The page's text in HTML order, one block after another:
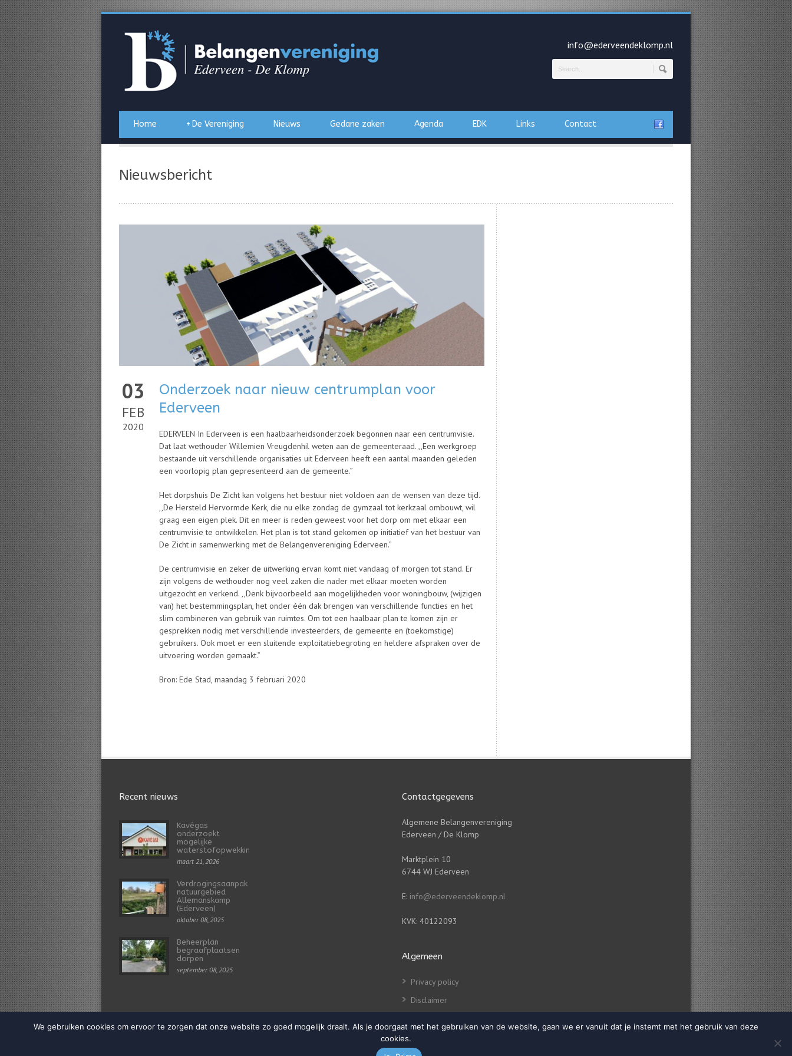
info@ederveendeklomp.nl
Home De Vereniging
+ Nieuws Gedane zaken Agenda EDK Links Contact
Nieuwsbericht
03
FEB
2020
Onderzoek naar nieuw centrumplan voor
Ederveen
EDERVEEN In Ederveen is een haalbaarheidsonderzoek begonnen naar een centrumvisie.
Dat laat wethouder Willemien Vreugdenhil weten aan de gemeenteraad. ,,Een werkgroep
bestaande uit verschillende organisaties uit Ederveen heeft een aantal maanden geleden
een voorlopig plan gepresenteerd aan de gemeente.”
Het dorpshuis De Zicht kan volgens het bestuur niet voldoen aan de wensen van deze tijd.
,,De Hersteld Hervormde Kerk, die nu elke zondag de gymzaal tot kerkzaal ombouwt, wil
graag een eigen plek. Dit en meer is reden geweest voor het dorp om met elkaar een
centrumvisie te ontwikkelen. Het plan is tot stand gekomen op initiatief van het bestuur van
De Zicht in samenwerking met de Belangenvereniging Ederveen.”
De centrumvisie en zeker de uitwerking ervan komt niet vandaag of morgen tot stand. Er
zijn volgens de wethouder nog veel zaken die nader met elkaar moeten worden
uitgezocht en verkend. ,,Denk bijvoorbeeld aan mogelijkheden voor woningbouw, (wijzigen
van) het bestemmingsplan, het onder één dak brengen van verschillende functies en het
slim combineren van gebruik van ruimtes. Om tot een haalbaar plan te komen zijn er
gesprekken nodig met verschillende investeerders, de gemeente en (toekomstige)
gebruikers. Ook moet er een sluitende exploitatiebegroting en heldere afspraken over de
uitvoering worden gemaakt.”
Bron: Ede Stad, maandag 3 februari 2020
Recent nieuws
Kavégas
onderzoekt
mogelijke
waterstofopwekking
maart 21, 2026
Verdrogingsaanpak
natuurgebied
Allemanskamp
(Ederveen)
oktober 08, 2025
Beheerplan
begraafplaatsen
dorpen
september 08, 2025
Contactgegevens
Algemene Belangenvereniging
Ederveen / De Klomp
Marktplein 10
6744 WJ Ederveen
E: info@ederveendeklomp.nl
KVK: 40122093
Algemeen
Privacy policy
Disclaimer
We gebruiken cookies om ervoor te zorgen dat onze website zo goed mogelijk draait. Als je doorgaat met het gebruiken van de website, gaan we er vanuit dat je instemt met het gebruik van deze
cookies.